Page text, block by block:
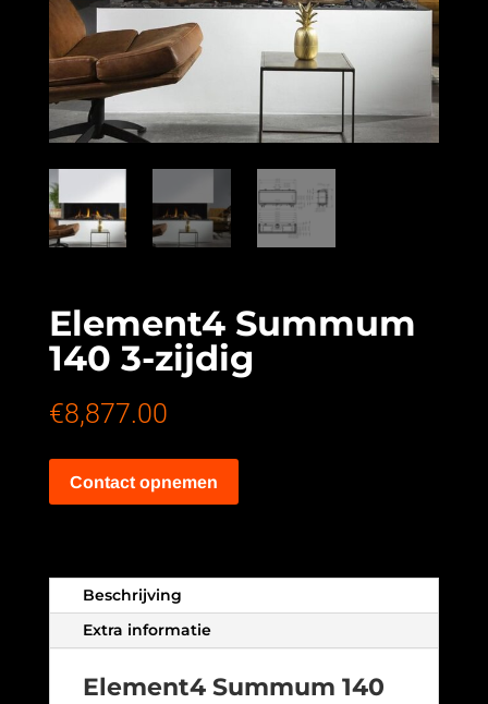
Element4 Summum
140 3-zijdig
€8,877.00
Contact opnemen
Beschrijving
Extra informatie
Element4 Summum 140